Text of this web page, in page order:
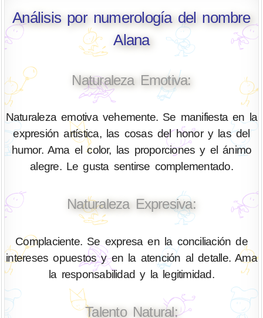
Análisis por numerología del nombre
Alana
Naturaleza Emotiva:
Naturaleza emotiva vehemente. Se manifiesta en la
expresión artística, las cosas del honor y las del
humor. Ama el color, las proporciones y el ánimo
alegre. Le gusta sentirse complementado.
Naturaleza Expresiva:
Complaciente. Se expresa en la conciliación de
intereses opuestos y en la atención al detalle. Ama
la responsabilidad y la legitimidad.
Talento Natural: